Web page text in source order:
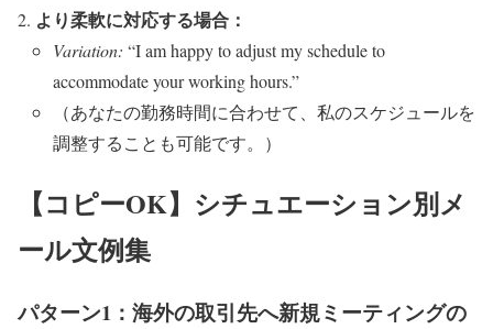
より柔軟に対応する場合：
Variation: “I am happy to adjust my schedule to
accommodate your working hours.”
（あなたの勤務時間に合わせて、私のスケジュールを
調整することも可能です。）
【コピーOK】シチュエーション別メ
ール文例集
パターン1：海外の取引先へ新規ミーティングの